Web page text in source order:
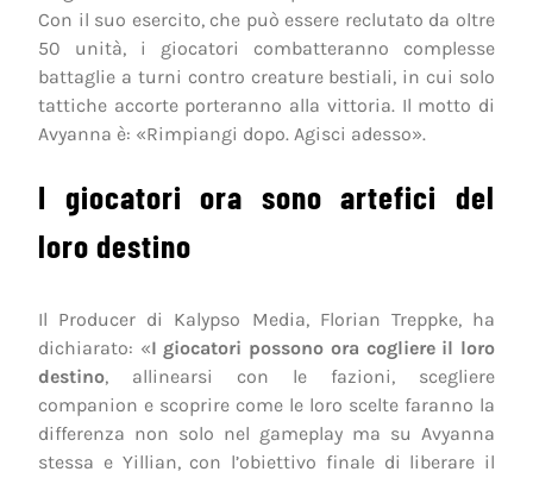
Con il suo esercito, che può essere reclutato da oltre
50 unità, i giocatori combatteranno complesse
battaglie a turni contro creature bestiali, in cui solo
tattiche accorte porteranno alla vittoria. Il motto di
Avyanna è: «Rimpiangi dopo. Agisci adesso».
I giocatori ora sono artefici del
loro destino
Il Producer di Kalypso Media, Florian Treppke, ha
dichiarato: «I giocatori possono ora cogliere il loro
destino, allinearsi con le fazioni, scegliere
companion e scoprire come le loro scelte faranno la
differenza non solo nel gameplay ma su Avyanna
stessa e Yillian, con l’obiettivo finale di liberare il